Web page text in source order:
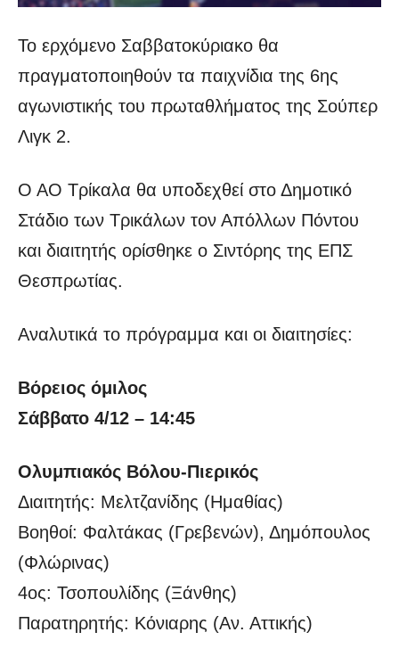
Το ερχόμενο Σαββατοκύριακο θα
πραγματοποιηθούν τα παιχνίδια της 6ης
αγωνιστικής του πρωταθλήματος της Σούπερ
Λιγκ 2.
Ο ΑΟ Τρίκαλα θα υποδεχθεί στο Δημοτικό
Στάδιο των Τρικάλων τον Απόλλων Πόντου
και διαιτητής ορίσθηκε ο Σιντόρης της ΕΠΣ
Θεσπρωτίας.
Αναλυτικά το πρόγραμμα και οι διαιτησίες:
Βόρειος όμιλος
Σάββατο 4/12 – 14:45
Ολυμπιακός Βόλου-Πιερικός
Διαιτητής: Μελτζανίδης (Ημαθίας)
Βοηθοί: Φαλτάκας (Γρεβενών), Δημόπουλος
(Φλώρινας)
4ος: Τσοπουλίδης (Ξάνθης)
Παρατηρητής: Κόνιαρης (Αν. Αττικής)